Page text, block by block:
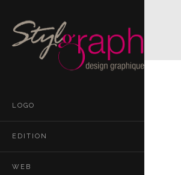
LOGO
EDITION
WEB